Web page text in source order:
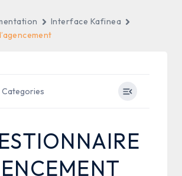
Interface Kafinea
Categories